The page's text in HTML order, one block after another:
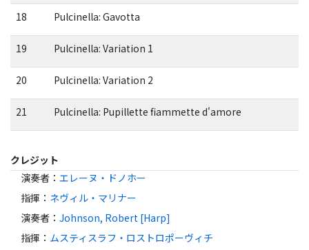
18 Pulcinella: Gavotta
19 Pulcinella: Variation 1
20 Pulcinella: Variation 2
21 Pulcinella: Pupillette fiammette d'amore
クレジット
演奏者 ： エレーヌ・ドノホー
指揮 ： ネヴィル・マリナー
演奏者 ： Johnson, Robert [Harp]
指揮 ： ムスティスラフ・ロストロポーヴィチ